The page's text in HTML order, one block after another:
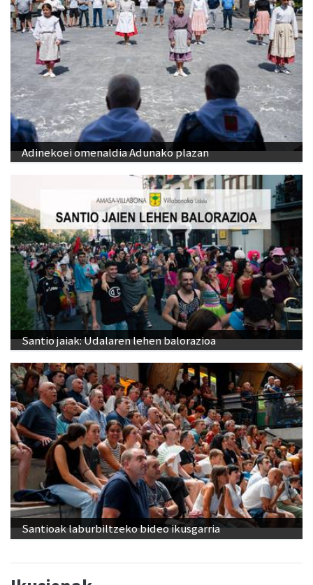
Adinekoei omenaldia Adunako plazan
Santio jaiak: Udalaren lehen balorazioa
Santioak laburbiltzeko bideo ikusgarria